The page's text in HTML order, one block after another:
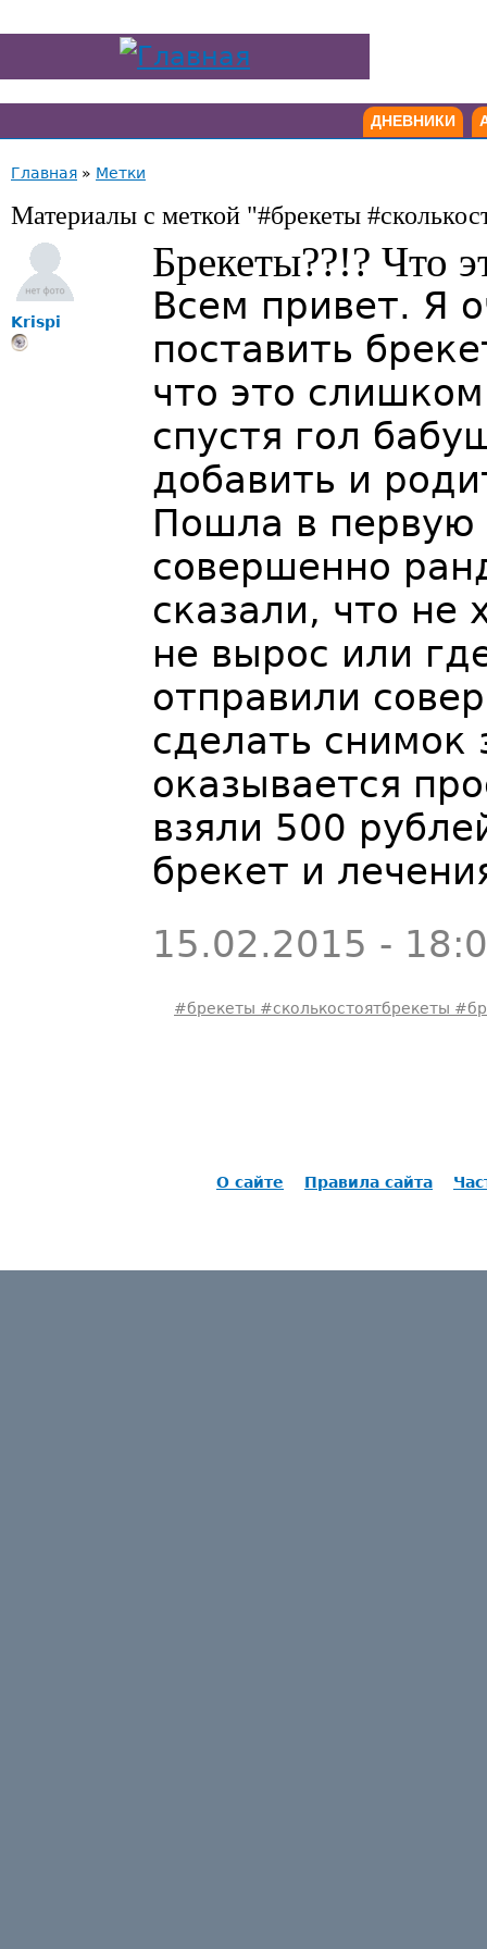
ДНЕВНИКИ
Главная » Метки
Материалы с меткой "#брекеты
Krispi
Брекеты??!? Что
Всем привет. Я
поставить
что это
спустя гол
добавить и
Пошла в первую
совершенно
сказали, что не
не вырос или
отправили
сделать снимок
оказывается
взяли 500
брекет и
15.02.2015 -
#брекеты #сколькостоятбрекеты
О сайте Правила сайта